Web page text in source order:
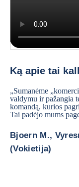
Ką apie tai
„Sumanėme
valdymu ir pažangia
komandą, kurios
Tai padėjo mums
Bjoern M.,
(Vokietija)